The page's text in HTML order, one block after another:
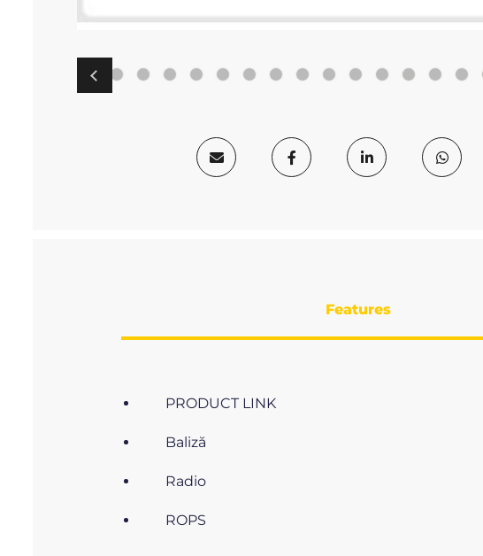
Features
PRODUCT LINK
Baliză
Radio
ROPS